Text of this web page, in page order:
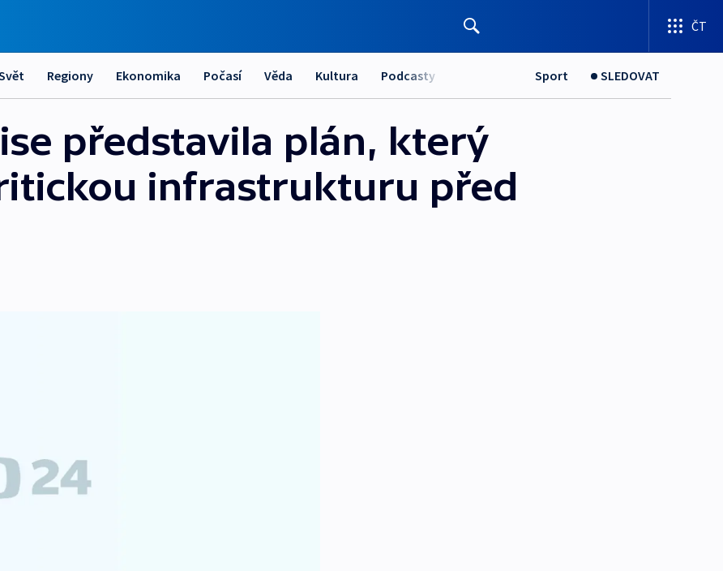
ČT
Regiony Ekonomika Počasí Věda Kultura Podcasty Sport SLEDOVAT
představila plán, který
infrastrukturu před